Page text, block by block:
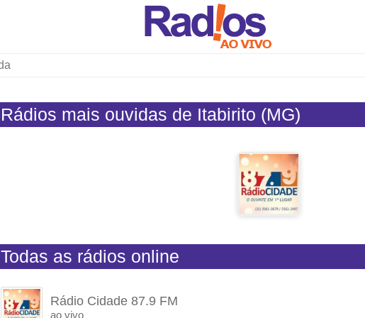
Rádios mais ouvidas de Itabirito (MG)
Todas as rádios online
Rádio Cidade 87.9 FM
ao vivo